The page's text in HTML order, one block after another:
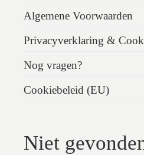
Algemene Voorwaarden
Privacyverklaring &
Nog vragen?
Cookiebeleid (EU)
Niet